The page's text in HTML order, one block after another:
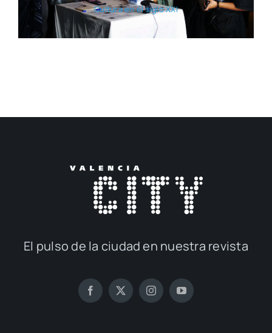
Cul­tu­ra en el siglo XXI
El pul­so de la ciu­dad en nues­tra revis­ta